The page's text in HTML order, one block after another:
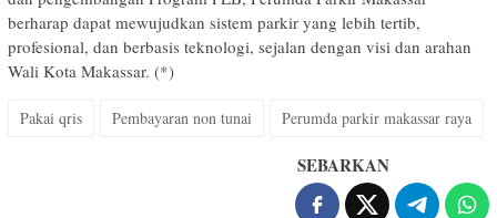
berharap dapat mewujudkan sistem parkir yang lebih tertib,
profesional, dan berbasis teknologi, sejalan dengan visi dan arahan
Wali Kota Makassar. (*)
Pakai qris Pembayaran non tunai Perumda parkir makassar raya
SEBARKAN